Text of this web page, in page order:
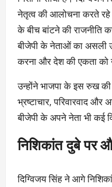
नेतृत्व की आलोचना करते रहे
के बीच बांटने की राजनीति
बीजेपी के नेताओं का असली
करना और देश की एकता को
उन्होंने भाजपा के इस रुख
भ्रष्टाचार, परिवारवाद और
बीजेपी के अपने नेता भी कई
निशिकांत दुबे पर
दिग्विजय सिंह ने आगे